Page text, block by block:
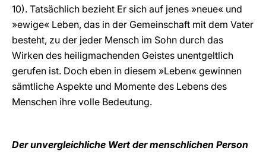
10). Tatsächlich bezieht Er sich auf jenes »neue« und
»ewige« Leben, das in der Gemeinschaft mit dem Vater
besteht, zu der jeder Mensch im Sohn durch das
Wirken des heiligmachenden Geistes unentgeltlich
gerufen ist. Doch eben in diesem »Leben« gewinnen
sämtliche Aspekte und Momente des Lebens des
Menschen ihre volle Bedeutung.
Der unvergleichliche Wert der menschlichen Person